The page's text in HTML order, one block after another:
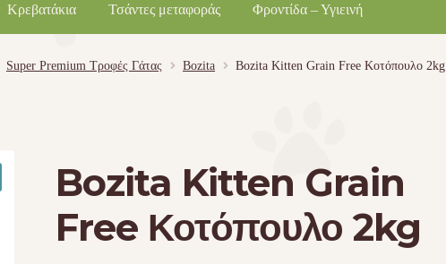
Κρεβατάκια Τσάντες μεταφοράς Φροντίδα – Υγιεινή
Super Premium Τροφές Γάτας Bozita Bozita Kitten Grain Free Κοτόπουλο 2kg
Bozita Kitten Grain
Free Κοτόπουλο 2kg